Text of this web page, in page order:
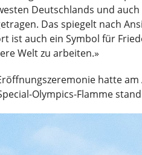
Deutschlands und
Das spiegelt nach
ist auch ein Symbol für
Welt zu arbeiten.»
hatte
Olympics-Flamme